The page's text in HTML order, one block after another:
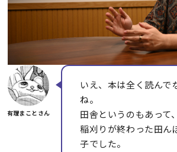
いえ、本は全く読んで
ね。
田舎というのもあって
稲刈りが終わった田ん
子でした。